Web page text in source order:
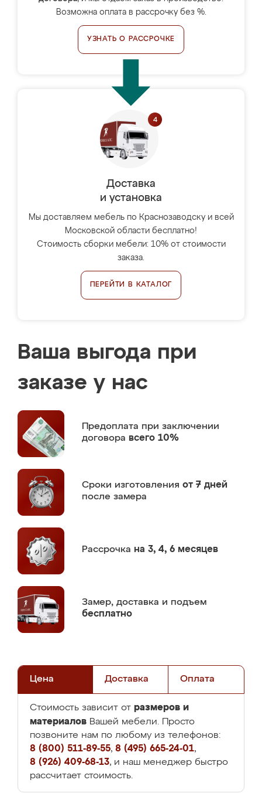
Возможна оплата в рассрочку без %.
УЗНАТЬ О РАССРОЧКЕ
Доставка
и установка
Мы доставляем мебель по Краснозаводску и всей
Московской области бесплатно!
Стоимость сборки мебели: 10% от стоимости
заказа.
ПЕРЕЙТИ В КАТАЛОГ
Ваша выгода при
заказе у нас
Предоплата при заключении
договора всего 10%
Сроки изготовления от 7 дней
после замера
Рассрочка на 3, 4, 6 месяцев
Замер, доставка и подъем
бесплатно
Цена Доставка Оплата
Стоимость зависит от размеров и
материалов Вашей мебели. Просто
позвоните нам по любому из телефонов:
8 (800) 511-89-55, 8 (495) 665-24-01,
8 (926) 409-68-13, и наш менеджер быстро
рассчитает стоимость.